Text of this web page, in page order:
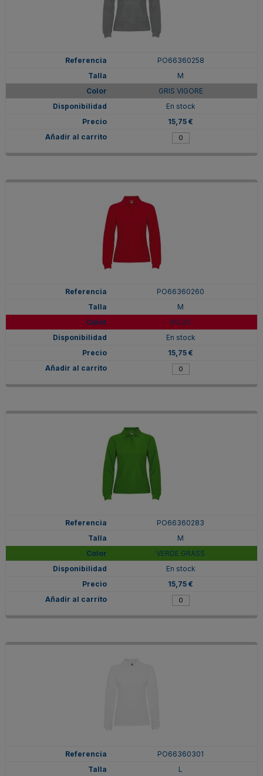
PO66360258
M
GRIS VIGORE
En stock
15,75 €
PO66360260
M
ROJO
En stock
15,75 €
PO66360283
M
VERDE GRASS
En stock
15,75 €
PO66360301
L